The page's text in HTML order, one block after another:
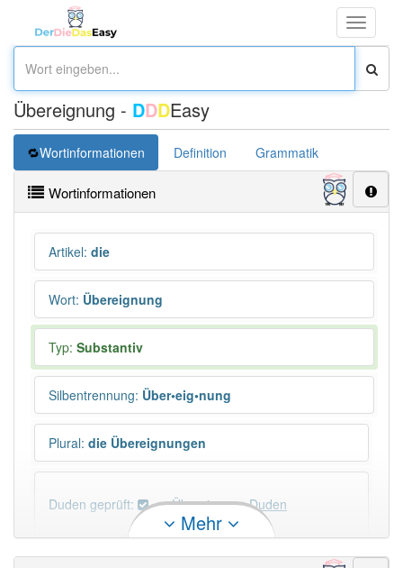
Toggle
Übereignung - DDDEasy
Wortinformationen Definition Grammatik
Wortinformationen
Artikel: die
Wort: Übereignung
Typ: Substantiv
Silbentrennung: Über•eig•nung
Plural: die Übereignungen
Duden geprüft: Übereignung Duden
Mehr